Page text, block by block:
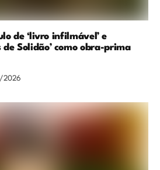
de ‘livro infilmável’ e
de Solidão’ como obra-prima
2026